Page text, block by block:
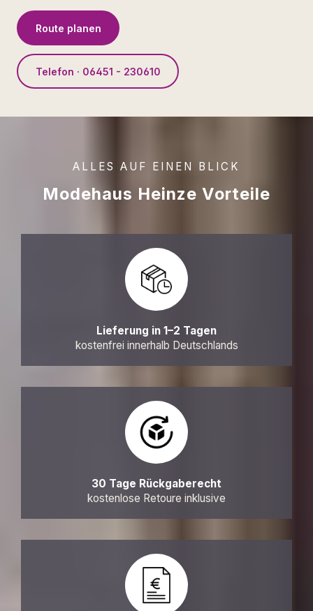
Route planen
Telefon · 06451 - 230610
ALLES AUF EINEN BLICK
Modehaus Heinze Vorteile
Lieferung in 1–2 Tagen
kostenfrei innerhalb Deutschlands
30 Tage Rückgaberecht
kostenlose Retoure inklusive